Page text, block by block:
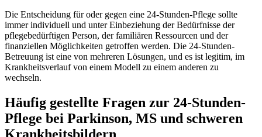
Die Entscheidung für oder gegen eine 24-Stunden-Pflege sollte
immer individuell und unter Einbeziehung der Bedürfnisse der
pflegebedürftigen Person, der familiären Ressourcen und der
finanziellen Möglichkeiten getroffen werden. Die 24-Stunden-
Betreuung ist eine von mehreren Lösungen, und es ist legitim, im
Krankheitsverlauf von einem Modell zu einem anderen zu
wechseln.
Häufig gestellte Fragen zur 24-Stunden-
Pflege bei Parkinson, MS und schweren